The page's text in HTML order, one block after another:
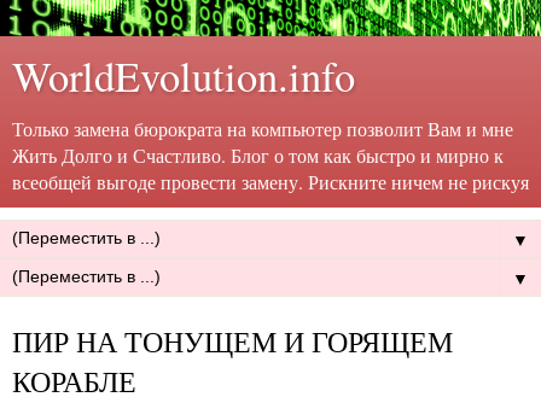
WorldEvolution.info
Только замена бюрократа на компьютер позволит Вам и мне
Жить Долго и Счастливо. Блог о том как быстро и мирно к
всеобщей выгоде провести замену. Рискните ничем не рискуя
▼
▼
ПИР НА ТОНУЩЕМ И ГОРЯЩЕМ
КОРАБЛЕ